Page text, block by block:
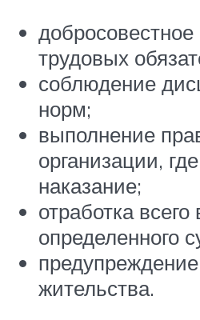
трудовых
соблюдение
норм;
выполнение
организации,
наказание;
отработка
определенного
жительства.